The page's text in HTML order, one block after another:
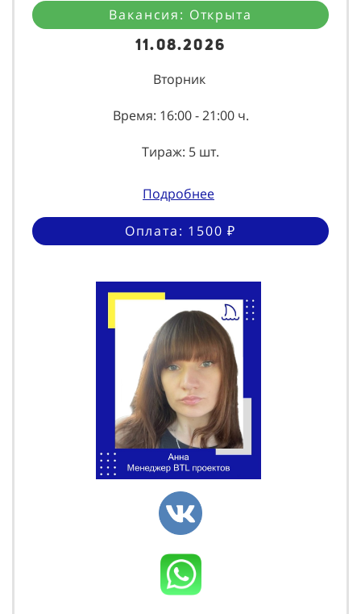
Вакансия: Открыта
11.08.2026
Вторник
Время: 16:00 - 21:00 ч.
Тираж: 5 шт.
Подробнее
Оплата: 1500 ₽